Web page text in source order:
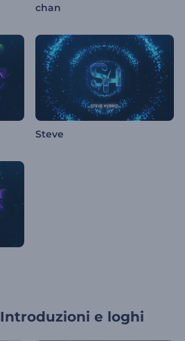
chan
Steve
Introduzioni e loghi